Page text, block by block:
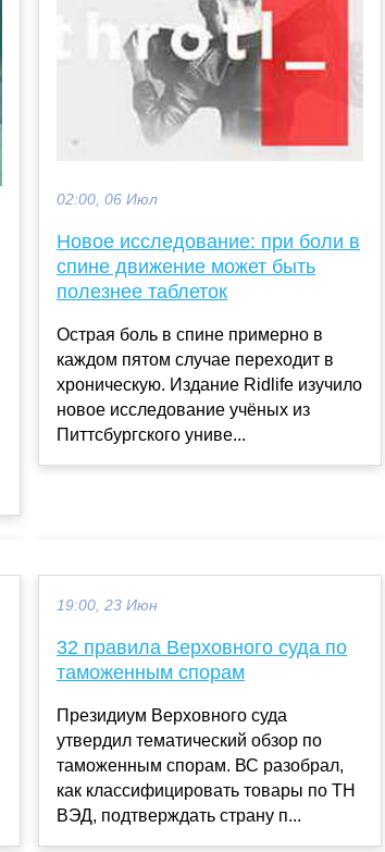
02:00, 06 Июл
Новое исследование: при боли в
спине движение может быть
полезнее таблеток
Острая боль в спине примерно в
каждом пятом случае переходит в
хроническую. Издание Ridlife изучило
новое исследование учёных из
Питтсбургского униве...
19:00, 23 Июн
32 правила Верховного суда по
таможенным спорам
Президиум Верховного суда
утвердил тематический обзор по
таможенным спорам. ВС разобрал,
как классифицировать товары по ТН
ВЭД, подтверждать страну п...